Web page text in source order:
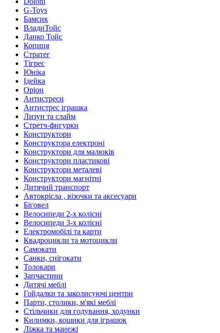
G-Toys
Бамсик
ВладиТойс
Данко Тойс
Копиця
Стратег
Тігрес
Юніка
Ідейка
Оріон
Антистреси
Антистрес іграшка
Лизун та слайм
Стретч-фигурки
Конструктори
Конструктора електроні
Конструктори для малюків
Конструктори пластикові
Конструктори металеві
Конструктори магнітні
Дитячий транспорт
Автокрісла , візочки та аксесуари
Біговел
Велосипеди 2-х колісні
Велосипеди 3-х колісні
Електромобілі та карти
Квадроцикли та мотоцикли
Самокати
Санки, снігокати
Толокари
Запчастини
Дитячі меблі
Гойдалки та заколисуючі центри
Парти, столики, м'які меблі
Стільчики для годування, ходунки
Килимки, кошики для іграшок
Ліжка та манежі